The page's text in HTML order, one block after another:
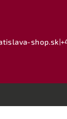
shop.sk|